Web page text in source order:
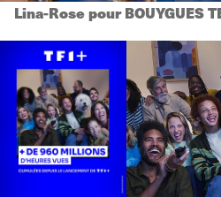
Lina-Rose pour BOUYGUES